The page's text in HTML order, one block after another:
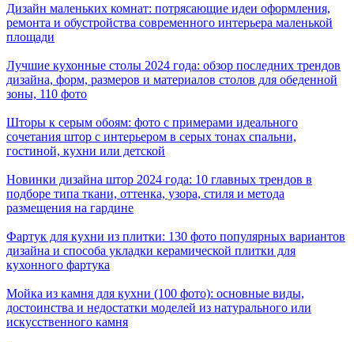
Дизайн маленьких комнат: потрясающие идеи оформления,
ремонта и обустройства современного интерьера маленькой
площади
Лучшие кухонные столы 2024 года: обзор последних трендов
дизайна, форм, размеров и материалов столов для обеденной
зоны, 110 фото
Шторы к серым обоям: фото с примерами идеального
сочетания штор с интерьером в серых тонах спальни,
гостиной, кухни или детской
Новинки дизайна штор 2024 года: 10 главных трендов в
подборе типа ткани, оттенка, узора, стиля и метода
размещения на гардине
Фартук для кухни из плитки: 130 фото популярных вариантов
дизайна и способа укладки керамической плитки для
кухонного фартука
Мойка из камня для кухни (100 фото): основные виды,
достоинства и недостатки моделей из натурального или
искусственного камня